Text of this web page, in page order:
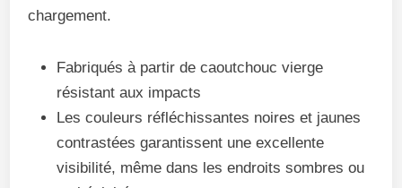
chargement.
Fabriqués à partir de caoutchouc vierge
résistant aux impacts
Les couleurs réfléchissantes noires et jaunes
contrastées garantissent une excellente
visibilité, même dans les endroits sombres ou